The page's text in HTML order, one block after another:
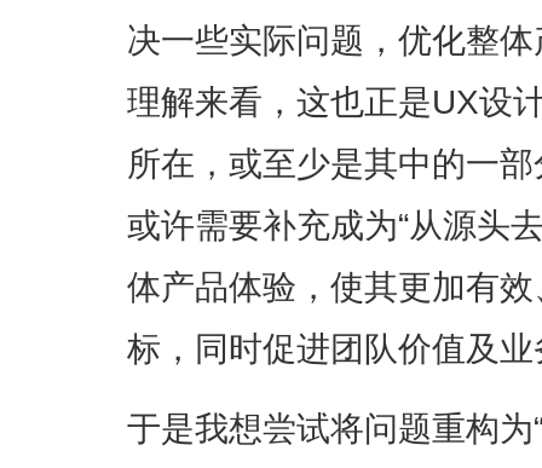
决一些实际问题，优化整
理解来看，这也正是UX设
所在，或至少是其中的一
或许需要补充成为“从源头
体产品体验，使其更加有
标，同时促进团队价值及
于是我想尝试将问题重构为